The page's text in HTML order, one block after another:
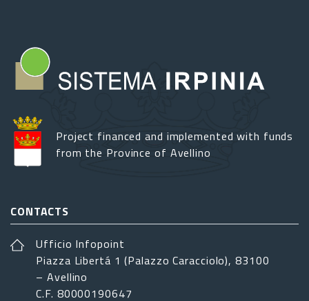
Project financed and implemented with funds
from the Province of Avellino
CONTACTS
Ufficio Infopoint
Piazza Libertá 1 (Palazzo Caracciolo), 83100
– Avellino
C.F. 80000190647